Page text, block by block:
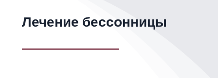
Лечение бессонницы